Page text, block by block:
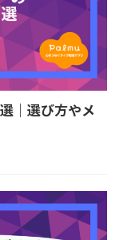
｜選び方やメ